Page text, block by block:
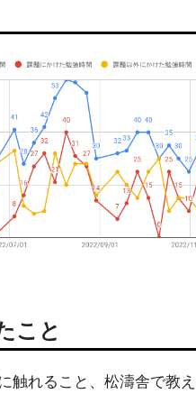
こと
触れること、松濤舎で教